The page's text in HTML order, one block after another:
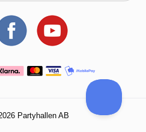
Partyhallen AB